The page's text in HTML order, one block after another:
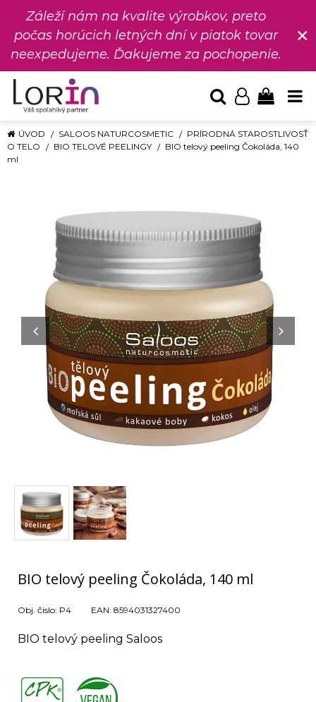
Záleží nám na kvalite výrobkov, preto
počas horúcich letných dní v piatok tovar
neexpedujeme. Ďakujeme za pochopenie.
×
ÚVOD SALOOS NATURCOSMETIC
PRÍRODNÁ STAROSTLIVOSŤ
O TELO
BIO TELOVÉ PEELINGY
BIO telový peeling Čokoláda, 140
ml
BIO telový peeling Čokoláda, 140 ml
Obj. čislo: P4 EAN: 8594031327400
BIO telový peeling Saloos